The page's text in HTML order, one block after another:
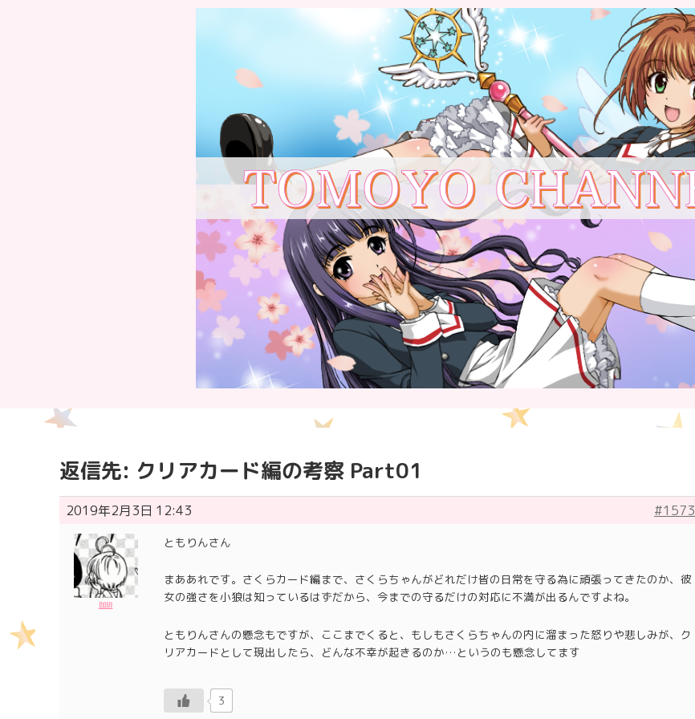
返信先: クリアカード編の考察 Part01
2019年2月3日 12:43 #1573
珈琲
ともりんさん
まああれです。さくらカード編まで、さくらちゃんがどれだけ皆の日常を守る為に頑張ってきたのか、彼
女の強さを小狼は知っているはずだから、今までの守るだけの対応に不満が出るんですよね。
ともりんさんの懸念もですが、ここまでくると、もしもさくらちゃんの内に溜まった怒りや悲しみが、ク
リアカードとして現出したら、どんな不幸が起きるのか…というのも懸念してます
3